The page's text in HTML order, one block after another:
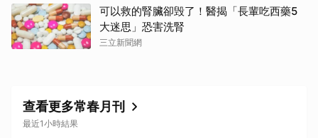
可以救的腎臟卻毁了！醫揭「長輩吃西藥5
大迷思」恐害洗腎
三立新聞網
查看更多常春月刊
最近1小時結果